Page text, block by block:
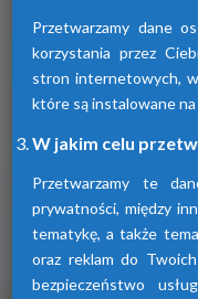
Przetwarzamy dane
korzystania przez
stron internetowych,
które są instalowane
W jakim celu
Przetwarzamy te
prywatności, między
tematykę, a także
oraz reklam do
bezpieczeństwo